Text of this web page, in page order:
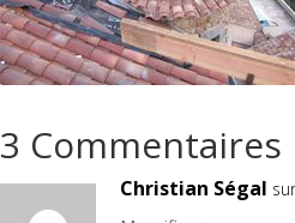
3 Commentaires
Christian Ségal